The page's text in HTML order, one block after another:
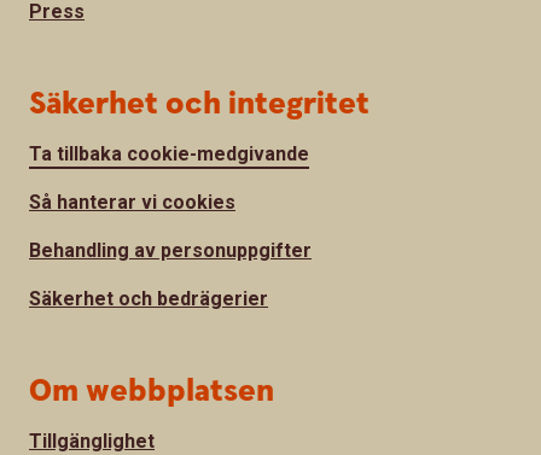
Press
Säkerhet och integritet
Ta tillbaka cookie-medgivande
Så hanterar vi cookies
Behandling av personuppgifter
Säkerhet och bedrägerier
Om webbplatsen
Tillgänglighet